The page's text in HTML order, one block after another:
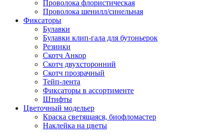
Проволока флористическая
Проволока шенилл/синельная
Фиксаторы
Булавки
Булавки клип-гала для бутоньерок
Резинки
Скотч Анкор
Скотч двухсторонний
Скотч прозрачный
Тейп-лента
Фиксаторы в ассортименте
Штифты
Цветочный модельер
Краска светящаяся, биофломастер
Наклейка на цветы